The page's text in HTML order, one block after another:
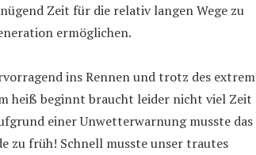
Zeit für die relativ langen Wege zu
ermöglichen.
ins Rennen und trotz des extrem
heiß beginnt braucht leider nicht viel Zeit
einer Unwetterwarnung musste das
zu früh! Schnell musste unser trautes